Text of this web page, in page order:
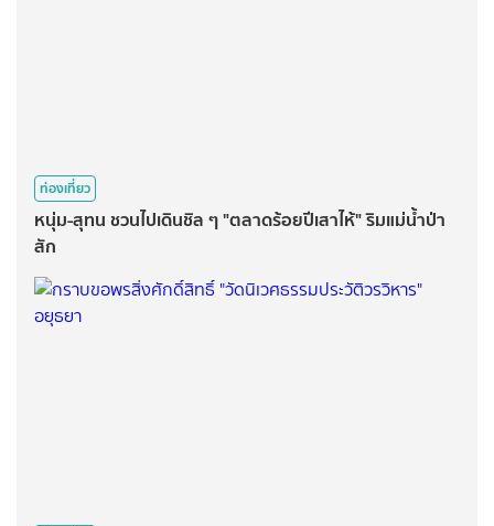
ท่องเที่ยว
หนุ่ม-สุทน ชวนไปเดินชิล ๆ "ตลาดร้อยปีเสาไห้" ริมแม่น้ำป่า
สัก